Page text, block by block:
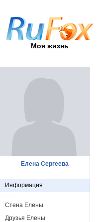
Моя жизнь
Елена Сергеева
Информация
Стена Елены
Друзья Елены